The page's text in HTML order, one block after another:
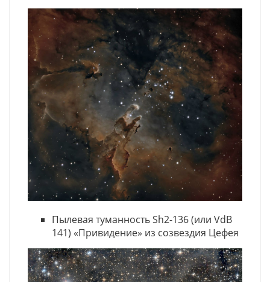
Пылевая туманность Sh2-136 (или VdB
141) «Привидение» из созвездия Цефея